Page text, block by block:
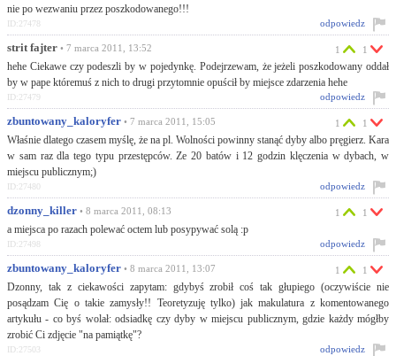
nie po wezwaniu przez poszkodowanego!!!
odpowiedz
ID:27478
strit fajter • 7 marca 2011, 13:52
hehe Ciekawe czy podeszli by w pojedynkę. Podejrzewam, że jeżeli poszkodowany oddał
by w pape któremuś z nich to drugi przytomnie opuścił by miejsce zdarzenia hehe
1 1
odpowiedz
ID:27479
zbuntowany_kaloryfer • 7 marca 2011, 15:05
Właśnie dlatego czasem myślę, że na pl. Wolności powinny stanąć dyby albo pręgierz. Kara
w sam raz dla tego typu przestępców. Ze 20 batów i 12 godzin klęczenia w dybach, w
miejscu publicznym;)
1 1
odpowiedz
ID:27480
dzonny_killer • 8 marca 2011, 08:13
a miejsca po razach polewać octem lub posypywać solą :p
1 1
odpowiedz
ID:27498
zbuntowany_kaloryfer • 8 marca 2011, 13:07
Dzonny, tak z ciekawości zapytam: gdybyś zrobił coś tak głupiego (oczywiście nie
posądzam Cię o takie zamysły!! Teoretyzuję tylko) jak makulatura z komentowanego
artykułu - co byś wolał: odsiadkę czy dyby w miejscu publicznym, gdzie każdy mógłby
zrobić Ci zdjęcie "na pamiątkę"?
1 1
odpowiedz
ID:27503